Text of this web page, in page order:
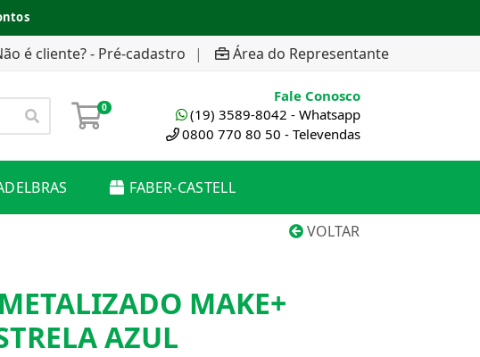
é cliente? - Pré-cadastro | Área do Representante
0
Fale Conosco
(19) 3589-8042 - Whatsapp
0800 770 80 50 - Televendas
FABER-CASTELL
VOLTAR
MAKE+
AZUL